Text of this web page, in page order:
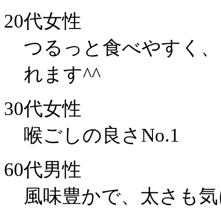
20代女性
つるっと食べやすく
れます^^
30代女性
喉ごしの良さNo.1
60代男性
風味豊かで、太さも